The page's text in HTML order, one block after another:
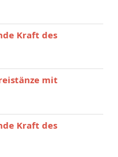
Kraft des
mit
Kraft des